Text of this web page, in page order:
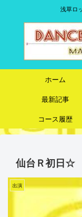
浅草ロ
ホーム
最新記事
コース履歴
仙台Ｒ初日☆
出演